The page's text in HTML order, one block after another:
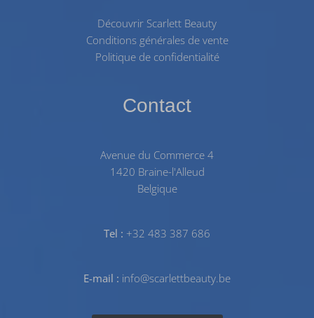
Découvrir Scarlett Beauty
Conditions générales de vente
Politique de confidentialité
Contact
Avenue du Commerce 4
1420 Braine-l'Alleud
Belgique
Tel : +32 483 387 686
E-mail : info@scarlettbeauty.be